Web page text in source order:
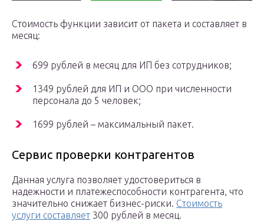
Стоимость функции зависит от пакета и составляет в
месяц:
699 рублей в месяц для ИП без сотрудников;
1349 рублей для ИП и ООО при численности
персонала до 5 человек;
1699 рублей – максимальный пакет.
Сервис проверки контрагентов
Данная услуга позволяет удостовериться в
надежности и платежеспособности контрагента, что
значительно снижает бизнес-риски. Стоимость
услуги составляет 300 рублей в месяц.